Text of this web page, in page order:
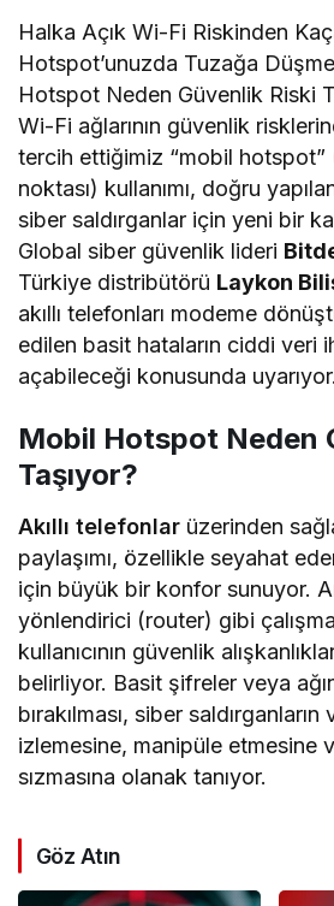
Halka Açık Wi-Fi Riskinden
Hotspot’unuzda Tuzağa
Hotspot Neden Güvenlik Riski
Wi-Fi ağlarının güvenlik
tercih ettiğimiz “mobil hotspot”
noktası) kullanımı, doğru
siber saldırganlar için yeni bir
Global siber güvenlik lideri
Türkiye distribütörü Laykon
akıllı telefonları modeme
edilen basit hataların ciddi veri
açabileceği konusunda uyarıyor.
Mobil Hotspot Neden
Taşıyor?
Akıllı telefonlar üzerinden
paylaşımı, özellikle seyahat
için büyük bir konfor sunuyor.
yönlendirici (router) gibi
kullanıcının güvenlik
belirliyor. Basit şifreler veya
bırakılması, siber
izlemesine, manipüle etmesine
sızmasına olanak tanıyor.
Göz Atın